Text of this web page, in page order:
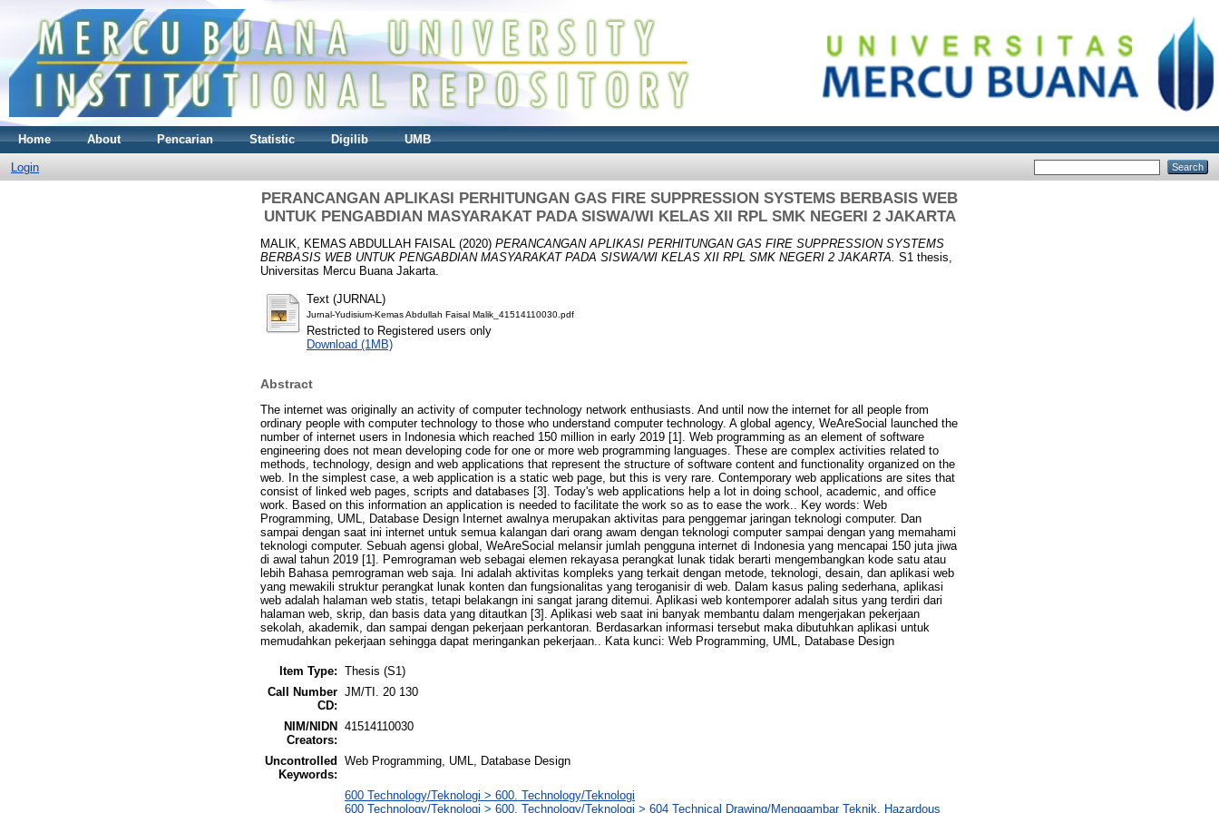
Home About Pencarian Statistic Digilib UMB
Login
PERANCANGAN APLIKASI PERHITUNGAN GAS FIRE SUPPRESSION SYSTEMS BERBASIS WEB
UNTUK PENGABDIAN MASYARAKAT PADA SISWA/WI KELAS XII RPL SMK NEGERI 2 JAKARTA
MALIK, KEMAS ABDULLAH FAISAL (2020) PERANCANGAN APLIKASI PERHITUNGAN GAS FIRE SUPPRESSION SYSTEMS
BERBASIS WEB UNTUK PENGABDIAN MASYARAKAT PADA SISWA/WI KELAS XII RPL SMK NEGERI 2 JAKARTA. S1 thesis,
Universitas Mercu Buana Jakarta.
Text (JURNAL)
Jurnal-Yudisium-Kemas Abdullah Faisal Malik_41514110030.pdf
Restricted to Registered users only
Download (1MB)
Abstract
The internet was originally an activity of computer technology network enthusiasts. And until now the internet for all people from
ordinary people with computer technology to those who understand computer technology. A global agency, WeAreSocial launched the
number of internet users in Indonesia which reached 150 million in early 2019 [1]. Web programming as an element of software
engineering does not mean developing code for one or more web programming languages. These are complex activities related to
methods, technology, design and web applications that represent the structure of software content and functionality organized on the
web. In the simplest case, a web application is a static web page, but this is very rare. Contemporary web applications are sites that
consist of linked web pages, scripts and databases [3]. Today's web applications help a lot in doing school, academic, and office
work. Based on this information an application is needed to facilitate the work so as to ease the work.. Key words: Web
Programming, UML, Database Design Internet awalnya merupakan aktivitas para penggemar jaringan teknologi computer. Dan
sampai dengan saat ini internet untuk semua kalangan dari orang awam dengan teknologi computer sampai dengan yang memahami
teknologi computer. Sebuah agensi global, WeAreSocial melansir jumlah pengguna internet di Indonesia yang mencapai 150 juta jiwa
di awal tahun 2019 [1]. Pemrograman web sebagai elemen rekayasa perangkat lunak tidak berarti mengembangkan kode satu atau
lebih Bahasa pemrograman web saja. Ini adalah aktivitas kompleks yang terkait dengan metode, teknologi, desain, dan aplikasi web
yang mewakili struktur perangkat lunak konten dan fungsionalitas yang teroganisir di web. Dalam kasus paling sederhana, aplikasi
web adalah halaman web statis, tetapi belakangn ini sangat jarang ditemui. Aplikasi web kontemporer adalah situs yang terdiri dari
halaman web, skrip, dan basis data yang ditautkan [3]. Aplikasi web saat ini banyak membantu dalam mengerjakan pekerjaan
sekolah, akademik, dan sampai dengan pekerjaan perkantoran. Berdasarkan informasi tersebut maka dibutuhkan aplikasi untuk
memudahkan pekerjaan sehingga dapat meringankan pekerjaan.. Kata kunci: Web Programming, UML, Database Design
Item Type: Thesis (S1)
Call Number
CD:
JM/TI. 20 130
NIM/NIDN
Creators:
41514110030
Uncontrolled
Keywords:
Web Programming, UML, Database Design
600 Technology/Teknologi > 600. Technology/Teknologi
600 Technology/Teknologi > 600. Technology/Teknologi > 604 Technical Drawing/Menggambar Teknik, Hazardous